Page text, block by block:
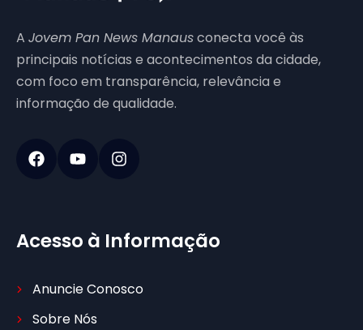
A Jovem Pan News Manausconecta você às
principais notícias e acontecimentos da cidade,
com foco em transparência, relevância e
informação de qualidade.
Acesso à Informação
Anuncie Conosco
Sobre Nós